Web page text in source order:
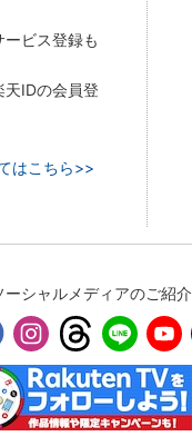
ビス登録も
IDの会員登
はこちら>>
ーシャルメディアのご紹介